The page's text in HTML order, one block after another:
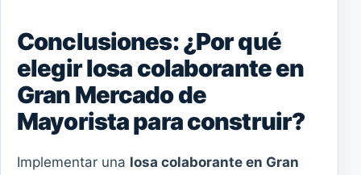
Conclusiones: ¿Por qué
elegir losa colaborante en
Gran Mercado de
Mayorista para construir?
Implementar una losa colaborante en Gran